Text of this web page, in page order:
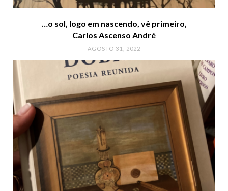
…o sol, logo em nascendo, vê primeiro,
Carlos Ascenso André
AGOSTO 31, 2022